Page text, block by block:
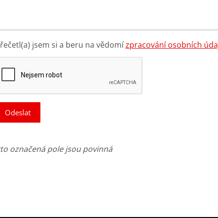
jsem si a beru na vědomízpracování osobních
Odeslat
označená pole jsou povinná